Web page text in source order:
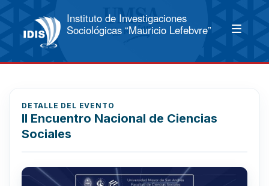
Instituto de Investigaciones
Sociológicas “Mauricio Lefebvre”
DETALLE DEL EVENTO
II Encuentro Nacional de Ciencias
Sociales